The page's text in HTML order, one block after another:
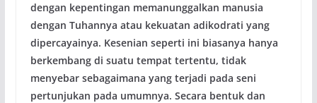
dengan kepentingan memanunggalkan manusia
dengan Tuhannya atau kekuatan adikodrati yang
dipercayainya. Kesenian seperti ini biasanya hanya
berkembang di suatu tempat tertentu, tidak
menyebar sebagaimana yang terjadi pada seni
pertunjukan pada umumnya. Secara bentuk dan